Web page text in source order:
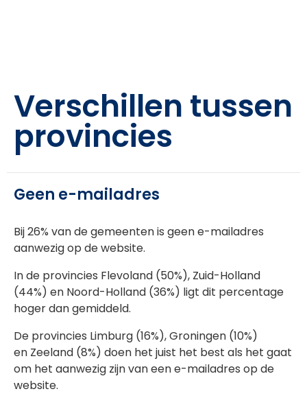
Verschillen tussen
provincies
Geen e-mailadres
Bij 26% van de gemeenten is geen e-mailadres
aanwezig op de website.
In de provincies Flevoland (50%), Zuid-Holland
(44%) en Noord-Holland (36%) ligt dit percentage
hoger dan gemiddeld.
De provincies Limburg (16%), Groningen (10%)
en Zeeland (8%) doen het juist het best als het gaat
om het aanwezig zijn van een e-mailadres op de
website.